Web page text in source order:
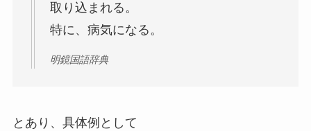
取り込まれる。
特に、病気になる。
明鏡国語辞典
とあり、具体例として